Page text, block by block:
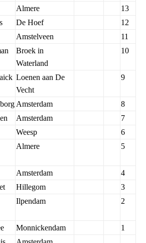
Almere
13
De Hoef
12
Amstelveen
11
Broek in
Waterland
10
Loenen aan De
Vecht
9
Amsterdam
8
Amsterdam
7
Weesp
6
Almere 5
Amsterdam
4
Hillegom
3
Ilpendam 2
Monnickendam
1